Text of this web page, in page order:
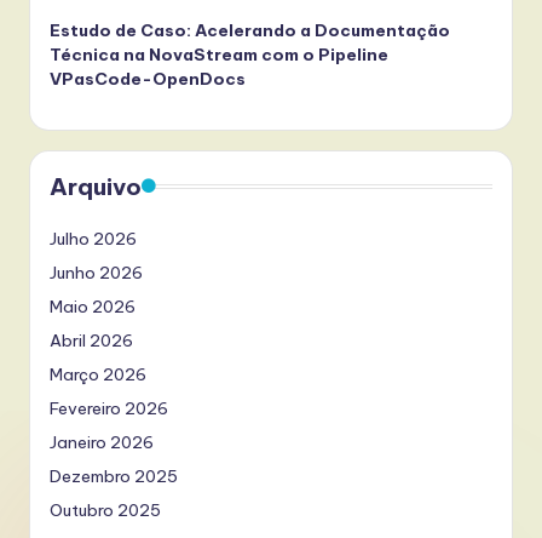
Estudo de Caso: Acelerando a Documentação
Técnica na NovaStream com o Pipeline
VPasCode-OpenDocs
Arquivo
Julho 2026
Junho 2026
Maio 2026
Abril 2026
Março 2026
Fevereiro 2026
Janeiro 2026
Dezembro 2025
Outubro 2025